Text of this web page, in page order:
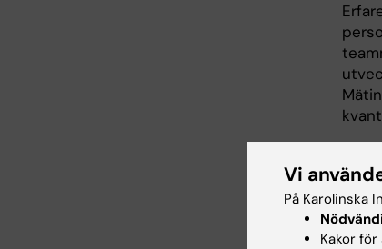
Vi
På Karolinska
Kakor för